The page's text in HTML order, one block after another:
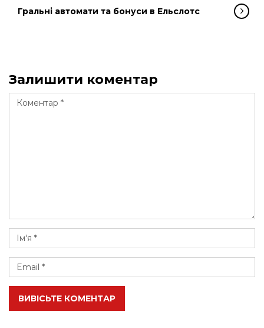
Гральні автомати та бонуси в Ельслотс
Залишити коментар
ВИВІСЬТЕ КОМЕНТАР